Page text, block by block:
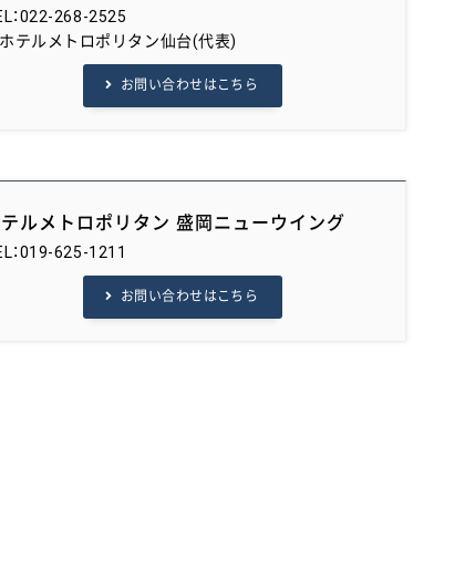
：022-268-2525
テルメトロポリタン仙台(代表)
お問い合わせはこちら
ルメトロポリタン 盛岡ニューウイング
：019-625-1211
お問い合わせはこちら